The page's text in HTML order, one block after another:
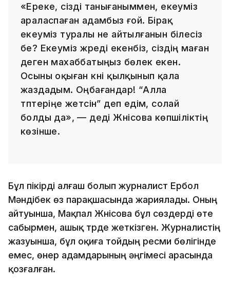
«Ереке, сізді танығаныммен, екеуміз
араласпаған адамбыз ғой. Бірақ
екеуміз туралы не айтылғанын білесіз
бе? Екеуміз жүреді екенбіз, сіздің маған
деген махаббатыңыз бөлек екен.
Осыны оқыған күні қылқынып қала
жаздадым. Оңбағандар! “Алла
түптеріңе жетсін” деп едім, солай
болды да», — деді Жүнісова көпшіліктің
көзінше.
Бұл пікірді алғаш болып журналист Ербол
Мәндібек өз парақшасында жариялады. Оның
айтуынша, Мақпал Жүнісова бұл сөздерді өте
сабырмен, ашық түрде жеткізген. Журналистің
жазуынша, бұл оқиға тойдың ресми бөлігінде
емес, өнер адамдарының әңгімесі арасында
қозғалған.